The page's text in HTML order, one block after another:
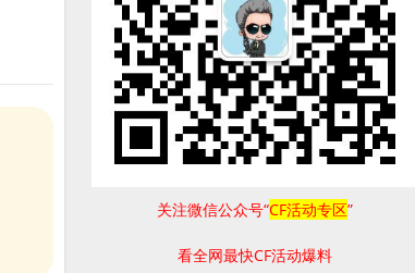
关注微信公众号“CF活动专区”
看全网最快CF活动爆料